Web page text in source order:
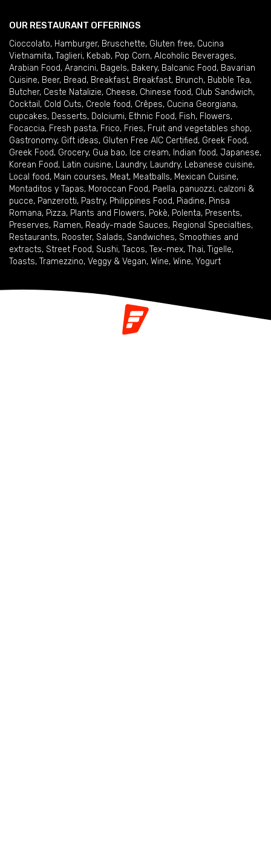
OUR RESTAURANT OFFERINGS
Cioccolato, Hamburger, Bruschette, Gluten free, Cucina
Vietnamita, Taglieri, Kebab, Pop Corn, Alcoholic Beverages,
Arabian Food, Arancini, Bagels, Bakery, Balcanic Food, Bavarian
Cuisine, Beer, Bread, Breakfast, Breakfast, Brunch, Bubble Tea,
Butcher, Ceste Natalizie, Cheese, Chinese food, Club Sandwich,
Cocktail , Cold Cuts, Creole food, Crêpes, Cucina Georgiana,
cupcakes, Desserts, Dolciumi, Ethnic Food, Fish, Flowers,
Focaccia, Fresh pasta, Frico, Fries, Fruit and vegetables shop,
Gastronomy, Gift ideas, Gluten Free AIC Certified, Greek Food,
Greek Food, Grocery, Gua bao, Ice cream, Indian food, Japanese,
Korean Food, Latin cuisine, Laundry, Laundry, Lebanese cuisine,
Local food, Main courses, Meat, Meatballs, Mexican Cuisine,
Montaditos y Tapas, Moroccan Food, Paella, panuozzi, calzoni &
pucce, Panzerotti, Pastry, Philippines Food, Piadine, Pinsa
Romana, Pizza, Plants and Flowers, Pokè, Polenta, Presents,
Preserves, Ramen, Ready-made Sauces, Regional Specialties,
Restaurants, Rooster, Salads, Sandwiches, Smoothies and
extracts, Street Food, Sushi, Tacos, Tex-mex, Thai, Tigelle,
Toasts, Tramezzino, Veggy & Vegan, Wine, Wine, Yogurt